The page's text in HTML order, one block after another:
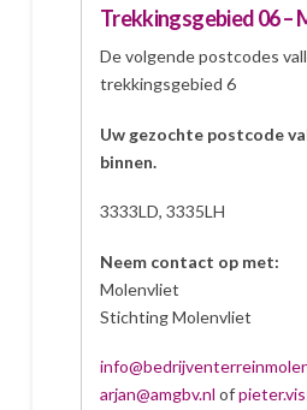
Trekkingsgebied 06 –
De volgende postcodes
trekkingsgebied 6
Uw gezochte postcode
binnen.
3333LD, 3335LH
Neem contact op met:
Molenvliet
Stichting Molenvliet
arjan@amgbv.nl of